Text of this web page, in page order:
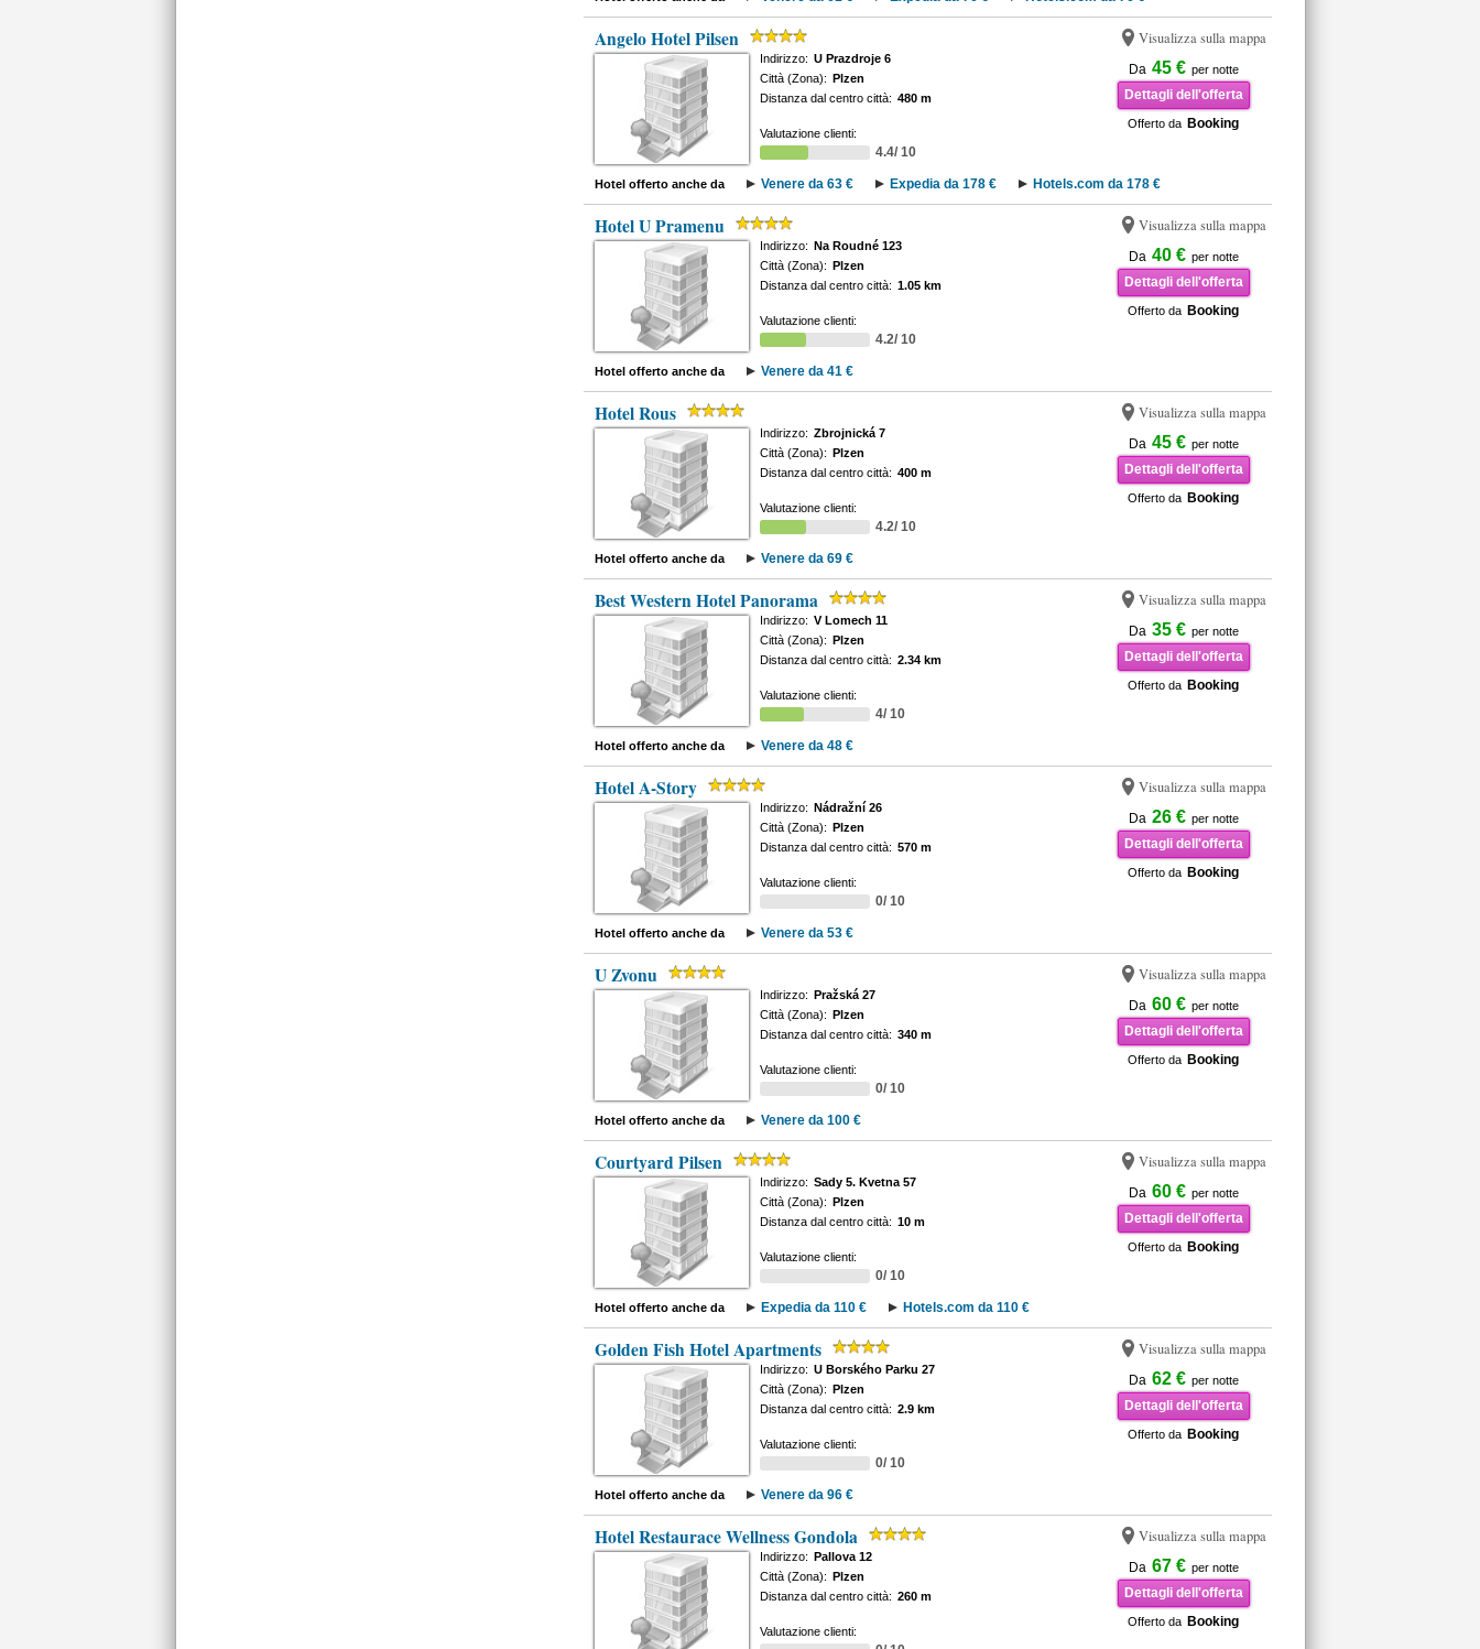
Angelo Hotel Pilsen Visualizza sulla mappa
Da 45 € per notte
Dettagli dell'offerta
Offerto da Booking
Indirizzo: U Prazdroje 6
Città (Zona): Plzen
Distanza dal centro città: 480 m
Valutazione clienti:
4.4/ 10
Hotel offerto anche da Venere da 63 € Expedia da 178 € Hotels.com da 178 €
Hotel U Pramenu Visualizza sulla mappa
Da 40 € per notte
Dettagli dell'offerta
Offerto da Booking
Indirizzo: Na Roudné 123
Città (Zona): Plzen
Distanza dal centro città: 1.05 km
Valutazione clienti:
4.2/ 10
Hotel offerto anche da Venere da 41 €
Hotel Rous Visualizza sulla mappa
Da 45 € per notte
Dettagli dell'offerta
Offerto da Booking
Indirizzo: Zbrojnická 7
Città (Zona): Plzen
Distanza dal centro città: 400 m
Valutazione clienti:
4.2/ 10
Hotel offerto anche da Venere da 69 €
Best Western Hotel Panorama Visualizza sulla mappa
Da 35 € per notte
Dettagli dell'offerta
Offerto da Booking
Indirizzo: V Lomech 11
Città (Zona): Plzen
Distanza dal centro città: 2.34 km
Valutazione clienti:
4/ 10
Hotel offerto anche da Venere da 48 €
Hotel A-Story Visualizza sulla mappa
Da 26 € per notte
Dettagli dell'offerta
Offerto da Booking
Indirizzo: Nádražní 26
Città (Zona): Plzen
Distanza dal centro città: 570 m
Valutazione clienti:
0/ 10
Hotel offerto anche da Venere da 53 €
U Zvonu Visualizza sulla mappa
Da 60 € per notte
Dettagli dell'offerta
Offerto da Booking
Indirizzo: Pražská 27
Città (Zona): Plzen
Distanza dal centro città: 340 m
Valutazione clienti:
0/ 10
Hotel offerto anche da Venere da 100 €
Courtyard Pilsen Visualizza sulla mappa
Da 60 € per notte
Dettagli dell'offerta
Offerto da Booking
Indirizzo: Sady 5. Kvetna 57
Città (Zona): Plzen
Distanza dal centro città: 10 m
Valutazione clienti:
0/ 10
Hotel offerto anche da Expedia da 110 € Hotels.com da 110 €
Golden Fish Hotel Apartments Visualizza sulla mappa
Da 62 € per notte
Dettagli dell'offerta
Offerto da Booking
Indirizzo: U Borského Parku 27
Città (Zona): Plzen
Distanza dal centro città: 2.9 km
Valutazione clienti:
0/ 10
Hotel offerto anche da Venere da 96 €
Hotel Restaurace Wellness Gondola Visualizza sulla mappa
Da 67 € per notte
Dettagli dell'offerta
Offerto da Booking
Indirizzo: Pallova 12
Città (Zona): Plzen
Distanza dal centro città: 260 m
Valutazione clienti: